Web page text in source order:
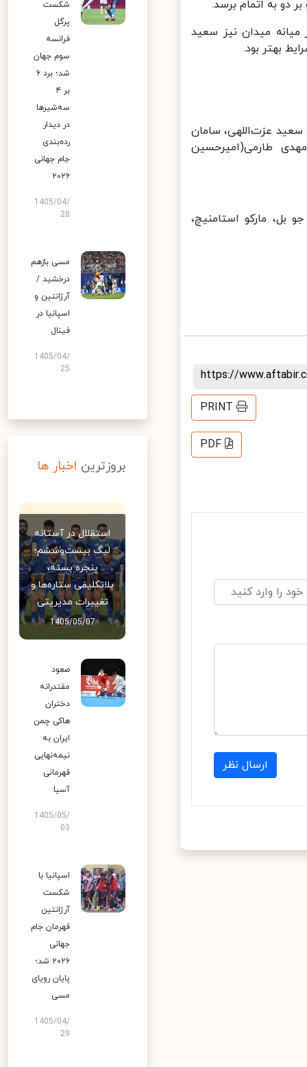
به اتمام برسد.
میدان نیز سعید
بهتر بود.
عزت‌اللهی، سامان
طارمی(امیرحسین
مارکو استامنیچ،
https://
PRINT
PDF
ارسال نظر
شکست
پرگل
فرانسه
سوم جهان
شد؛ برد ۶
بر ۴
سه‌شیرها
در دیدار
رده‌بندی
جام جهانی
۲۰۲۶
1405/04/
28
مسی بازهم
درخشید /
آرژانتین و
اسپانیا در
فینال
1405/04/
25
بروزترین اخبار ها
استقلال در آستانه
لیگ بیست‌وششم؛
پنجره بسته،
بلاتکلیفی ستاره‌ها و
تغییرات مدیریتی
1405/05/07
صعود
مقتدرانه
دختران
هاکی چمن
ایران به
نیمه‌نهایی
قهرمانی
آسیا
1405/05/
03
اسپانیا با
شکست
آرژانتین
قهرمان جام
جهانی
۲۰۲۶ شد؛
پایان رویای
مسی
1405/04/
29